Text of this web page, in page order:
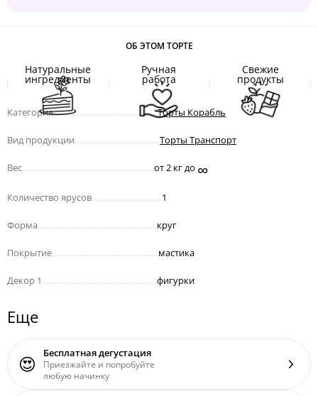
ОБ ЭТОМ ТОРТЕ
Натуральные
ингредиенты
Ручная
работа
Свежие
продукты
Категория.................................................Торты Корабль
Вид продукции Торты Транспорт
Вес от 2 кг до ∞
Количество ярусов 1
Форма круг
Покрытие мастика
Декор 1 фигурки
Еще
😍 Бесплатная дегустация
Приезжайте и попробуйте
любую начинку